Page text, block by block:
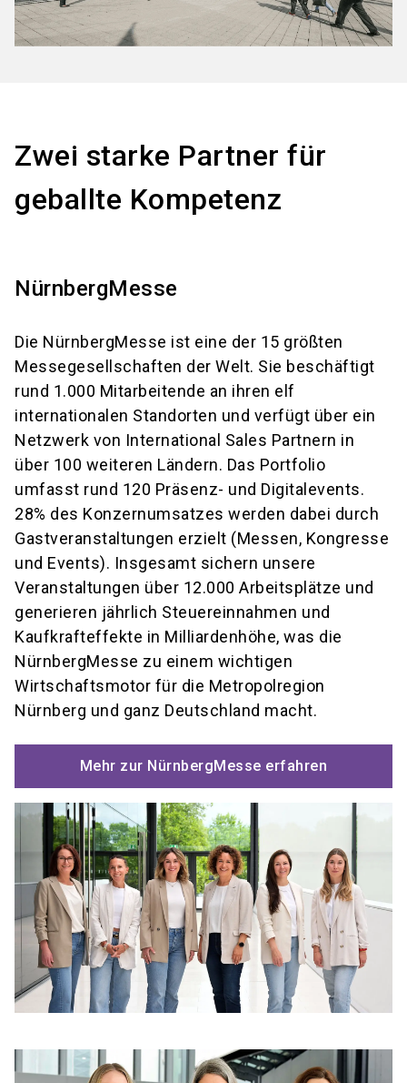
Zwei starke Partner für
geballte Kompetenz
NürnbergMesse
Die NürnbergMesse ist eine der 15 größten
Messegesellschaften der Welt. Sie beschäftigt
rund 1.000 Mitarbeitende an ihren elf
internationalen Standorten und verfügt über ein
Netzwerk von International Sales Partnern in
über 100 weiteren Ländern. Das Portfolio
umfasst rund 120 Präsenz- und Digitalevents.
28% des Konzernumsatzes werden dabei durch
Gastveranstaltungen erzielt (Messen, Kongresse
und Events). Insgesamt sichern unsere
Veranstaltungen über 12.000 Arbeitsplätze und
generieren jährlich Steuereinnahmen und
Kaufkrafteffekte in Milliardenhöhe, was die
NürnbergMesse zu einem wichtigen
Wirtschaftsmotor für die Metropolregion
Nürnberg und ganz Deutschland macht.
Mehr zur NürnbergMesse erfahren